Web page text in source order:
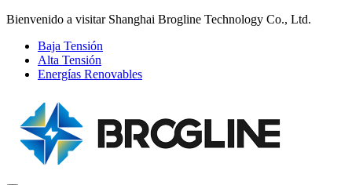
Bienvenido a visitar Shanghai Brogline Technology Co., Ltd.
Baja Tensión
Alta Tensión
Energías Renovables